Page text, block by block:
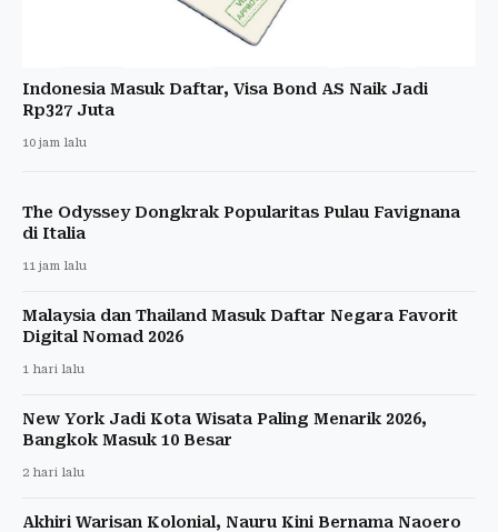
Indonesia Masuk Daftar, Visa Bond AS Naik Jadi
Rp327 Juta
10 jam lalu
The Odyssey Dongkrak Popularitas Pulau Favignana
di Italia
11 jam lalu
Malaysia dan Thailand Masuk Daftar Negara Favorit
Digital Nomad 2026
1 hari lalu
New York Jadi Kota Wisata Paling Menarik 2026,
Bangkok Masuk 10 Besar
2 hari lalu
Akhiri Warisan Kolonial, Nauru Kini Bernama Naoero